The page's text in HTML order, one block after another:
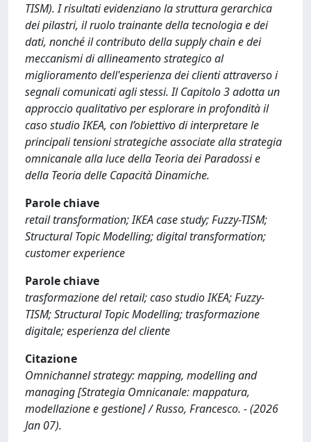
TISM). I risultati evidenziano la struttura gerarchica
dei pilastri, il ruolo trainante della tecnologia e dei
dati, nonché il contributo della supply chain e dei
meccanismi di allineamento strategico al
miglioramento dell'esperienza dei clienti attraverso i
segnali comunicati agli stessi. Il Capitolo 3 adotta un
approccio qualitativo per esplorare in profondità il
caso studio IKEA, con l’obiettivo di interpretare le
principali tensioni strategiche associate alla strategia
omnicanale alla luce della Teoria dei Paradossi e
della Teoria delle Capacità Dinamiche.
Parole chiave
retail transformation; IKEA case study; Fuzzy-TISM;
Structural Topic Modelling; digital transformation;
customer experience
Parole chiave
trasformazione del retail; caso studio IKEA; Fuzzy-
TISM; Structural Topic Modelling; trasformazione
digitale; esperienza del cliente
Citazione
Omnichannel strategy: mapping, modelling and
managing [Strategia Omnicanale: mappatura,
modellazione e gestione] / Russo, Francesco. - (2026
Jan 07).